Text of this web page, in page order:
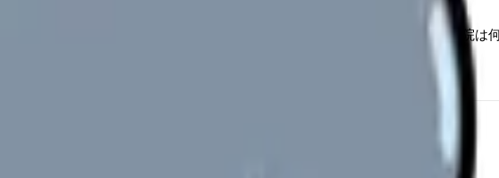
し始めた看護師さんに向けて、最新の全国データから「辞めずに働ける病院は
るポイントが具体的になることを目指します。
る看護師の面接質問